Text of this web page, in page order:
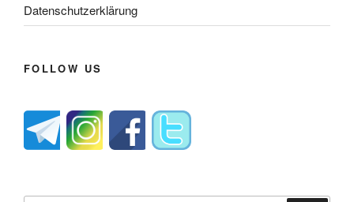
Datenschutzerklärung
FOLLOW US